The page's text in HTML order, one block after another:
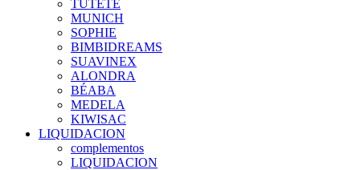
TUTETE
MUNICH
SOPHIE
BIMBIDREAMS
SUAVINEX
ALONDRA
BÉABA
MEDELA
KIWISAC
LIQUIDACION
complementos
LIQUIDACION